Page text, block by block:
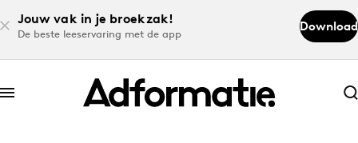
Jouw vak in je broekzak!
De beste leeservaring met de app
Download
Abonneer nu
Abonneer nu